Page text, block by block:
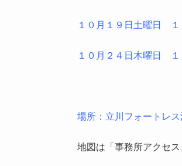
１０月１９日土曜日 １
１０月２４日木曜日 １
場所：立川フォートレ
地図は「事務所アクセ